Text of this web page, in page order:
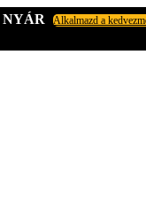
NYÁR Alkalmazd a